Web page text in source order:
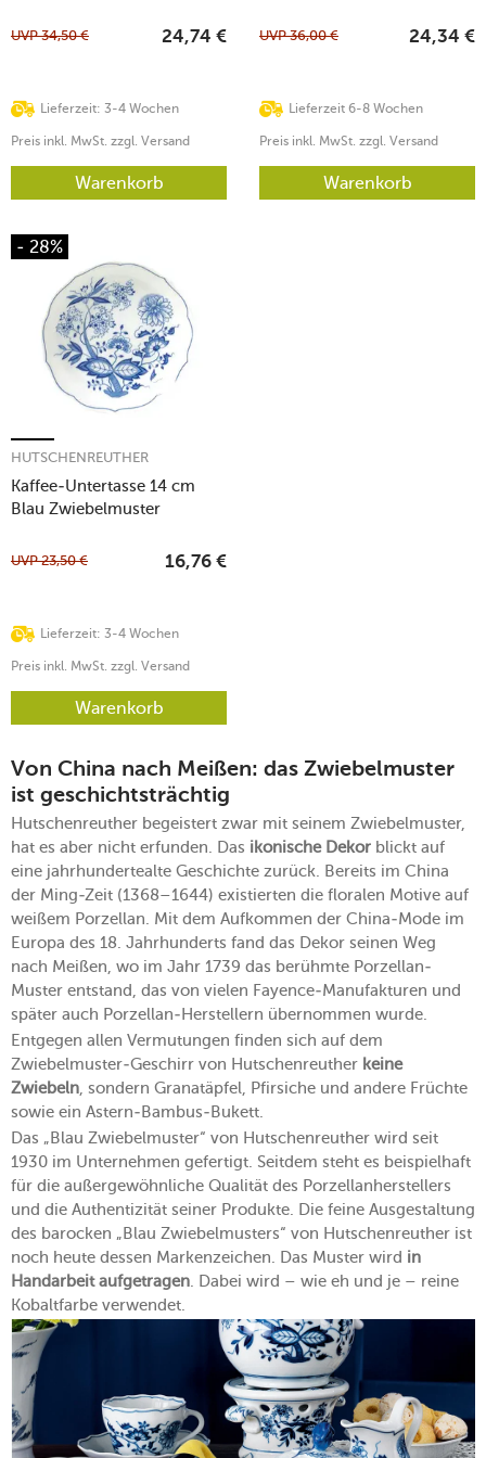
Lieferzeit: 3-4 Wochen
UVP34,50 € 24,74 €
Preis inkl. MwSt. zzgl. Versand
Warenkorb
Lieferzeit 6-8 Wochen
UVP36,00 € 24,34 €
Preis inkl. MwSt. zzgl. Versand
Warenkorb
- 28%
Kaffee-Untertasse 14 cm
Blau Zwiebelmuster
HUTSCHENREUTHER
Lieferzeit: 3-4 Wochen
UVP23,50 € 16,76 €
Preis inkl. MwSt. zzgl. Versand
Warenkorb
Von China nach Meißen: das Zwiebelmuster
ist geschichtsträchtig
Hutschenreuther begeistert zwar mit seinem Zwiebelmuster,
hat es aber nicht erfunden. Das ikonische Dekor blickt auf
eine jahrhundertealte Geschichte zurück. Bereits im China
der Ming-Zeit (1368–1644) existierten die floralen Motive auf
weißem Porzellan. Mit dem Aufkommen der China-Mode im
Europa des 18. Jahrhunderts fand das Dekor seinen Weg
nach Meißen, wo im Jahr 1739 das berühmte Porzellan-
Muster entstand, das von vielen Fayence-Manufakturen und
später auch Porzellan-Herstellern übernommen wurde.
Entgegen allen Vermutungen finden sich auf dem
Zwiebelmuster-Geschirr von Hutschenreuther keine
Zwiebeln, sondern Granatäpfel, Pfirsiche und andere Früchte
sowie ein Astern-Bambus-Bukett.
Das „Blau Zwiebelmuster“ von Hutschenreuther wird seit
1930 im Unternehmen gefertigt. Seitdem steht es beispielhaft
für die außergewöhnliche Qualität des Porzellanherstellers
und die Authentizität seiner Produkte. Die feine Ausgestaltung
des barocken „Blau Zwiebelmusters“ von Hutschenreuther ist
noch heute dessen Markenzeichen. Das Muster wird in
Handarbeit aufgetragen. Dabei wird – wie eh und je – reine
Kobaltfarbe verwendet.